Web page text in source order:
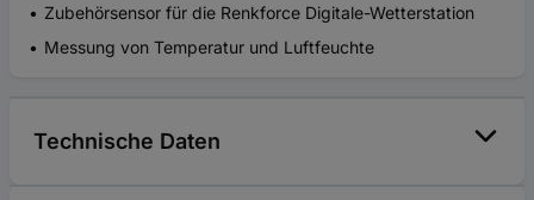
Zubehörsensor für die Renkforce Digitale-Wetterstation
Messung von Temperatur und Luftfeuchte
Technische Daten